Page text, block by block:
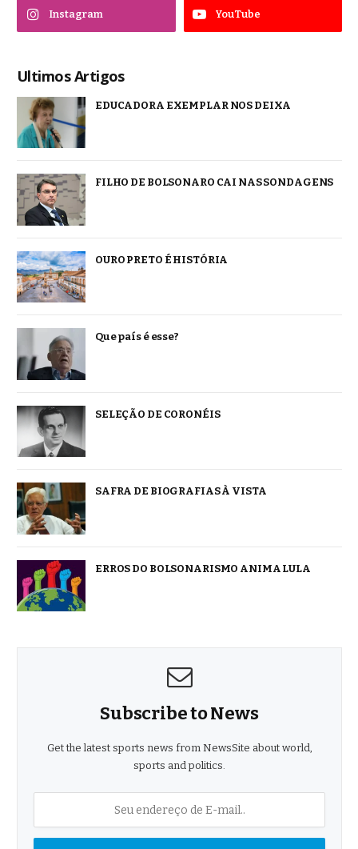
Instagram YouTube
Ultimos Artigos
EDUCADORA EXEMPLAR NOS DEIXA
FILHO DE BOLSONARO CAI NAS SONDAGENS
OURO PRETO É HISTÓRIA
Que país é esse?
SELEÇÃO DE CORONÉIS
SAFRA DE BIOGRAFIAS À VISTA
ERROS DO BOLSONARISMO ANIMA LULA
Subscribe to News
Get the latest sports news from NewsSite about world,
sports and politics.